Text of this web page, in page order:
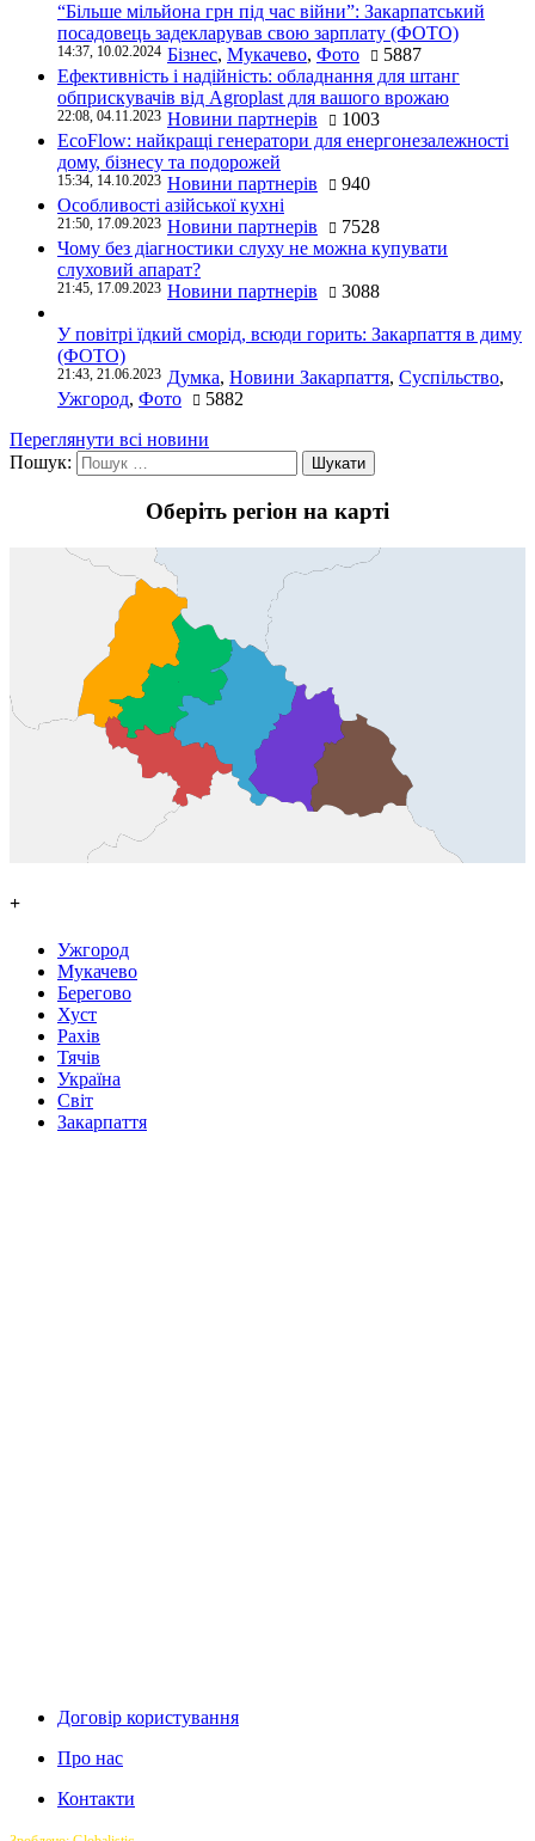
“Більше мільйона грн під час війни”: Закарпатський
посадовець задекларував свою зарплату (ФОТО)
14:37, 10.02.2024 Бізнес, Мукачево, Фото
5887
Ефективність і надійність: обладнання для штанг
обприскувачів від Agroplast для вашого врожаю
22:08, 04.11.2023 Новини партнерів
1003
EcoFlow: найкращі генератори для енергонезалежності
дому, бізнесу та подорожей
15:34, 14.10.2023 Новини партнерів
940
Особливості азійської кухні
21:50, 17.09.2023 Новини партнерів
7528
Чому без діагностики слуху не можна купувати
слуховий апарат?
21:45, 17.09.2023 Новини партнерів 3088
У повітрі їдкий сморід, всюди горить: Закарпаття в диму
(ФОТО)
21:43, 21.06.2023 Думка, Новини Закарпаття, Суспільство,
Ужгород, Фото
5882
Переглянути всі новини
Пошук:
Оберіть регіон на карті
+
Ужгород
Мукачево
Берегово
Хуст
Рахів
Тячів
Україна
Світ
Закарпаття
Договір користування
Про нас
Контакти